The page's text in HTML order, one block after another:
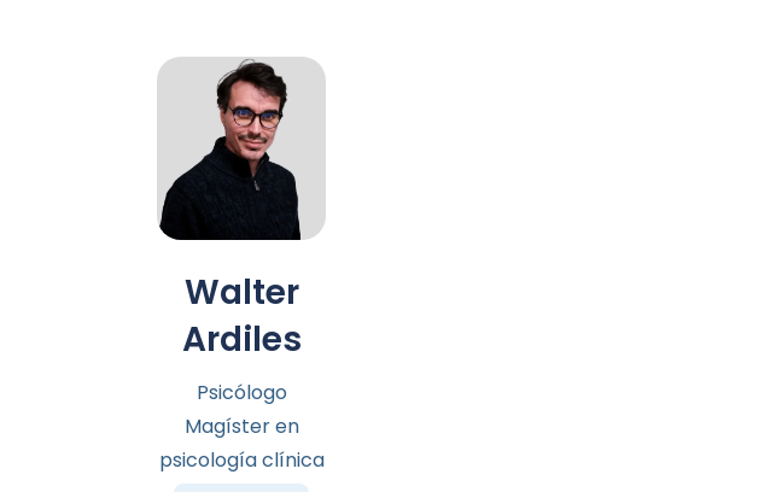
Walter
Ardiles
Psicólogo
Magíster en
psicología clínica